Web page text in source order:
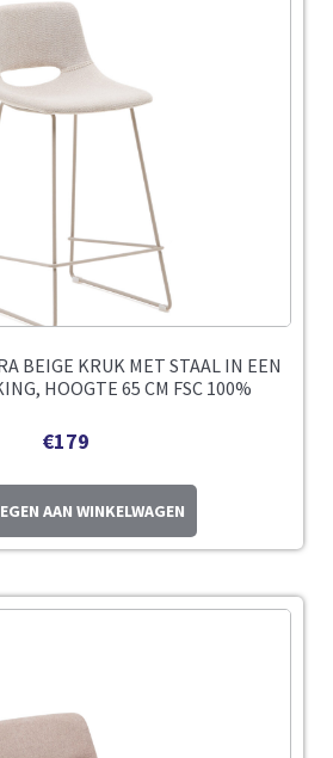
BEIGE KRUK MET STAAL IN EEN
HOOGTE 65 CM FSC 100%
€179
AAN WINKELWAGEN